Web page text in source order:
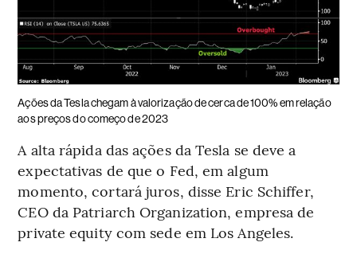
Ações da Tesla chegam à valorização de cerca de 100% em relação
aos preços do começo de 2023
A alta rápida das ações da Tesla se deve a
expectativas de que o Fed, em algum
momento, cortará juros, disse Eric Schiffer,
CEO da Patriarch Organization, empresa de
private equity com sede em Los Angeles.